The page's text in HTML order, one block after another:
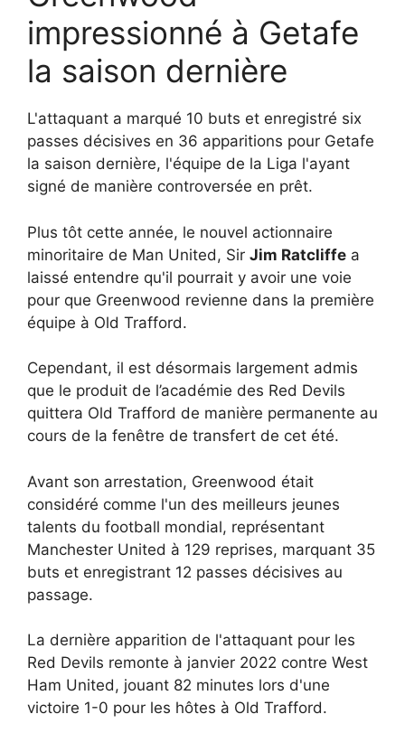
impressionné à Getafe
la saison dernière
L'attaquant a marqué 10 buts et enregistré six
passes décisives en 36 apparitions pour Getafe
la saison dernière, l'équipe de la Liga l'ayant
signé de manière controversée en prêt.
Plus tôt cette année, le nouvel actionnaire
minoritaire de Man United, Sir Jim Ratcliffe a
laissé entendre qu'il pourrait y avoir une voie
pour que Greenwood revienne dans la première
équipe à Old Trafford.
Cependant, il est désormais largement admis
que le produit de l’académie des Red Devils
quittera Old Trafford de manière permanente au
cours de la fenêtre de transfert de cet été.
Avant son arrestation, Greenwood était
considéré comme l'un des meilleurs jeunes
talents du football mondial, représentant
Manchester United à 129 reprises, marquant 35
buts et enregistrant 12 passes décisives au
passage.
La dernière apparition de l'attaquant pour les
Red Devils remonte à janvier 2022 contre West
Ham United, jouant 82 minutes lors d'une
victoire 1-0 pour les hôtes à Old Trafford.